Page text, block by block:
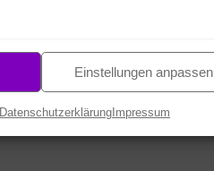
Einstellungen anpassen
Datenschutzerklärung Impressum